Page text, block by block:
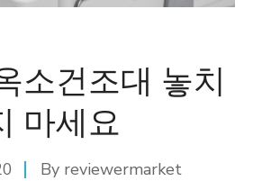
소건조대 놓치
마세요
By reviewermarket